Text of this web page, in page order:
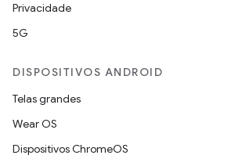
Privacidade
5G
DISPOSITIVOS ANDROID
Telas grandes
Wear OS
Dispositivos ChromeOS